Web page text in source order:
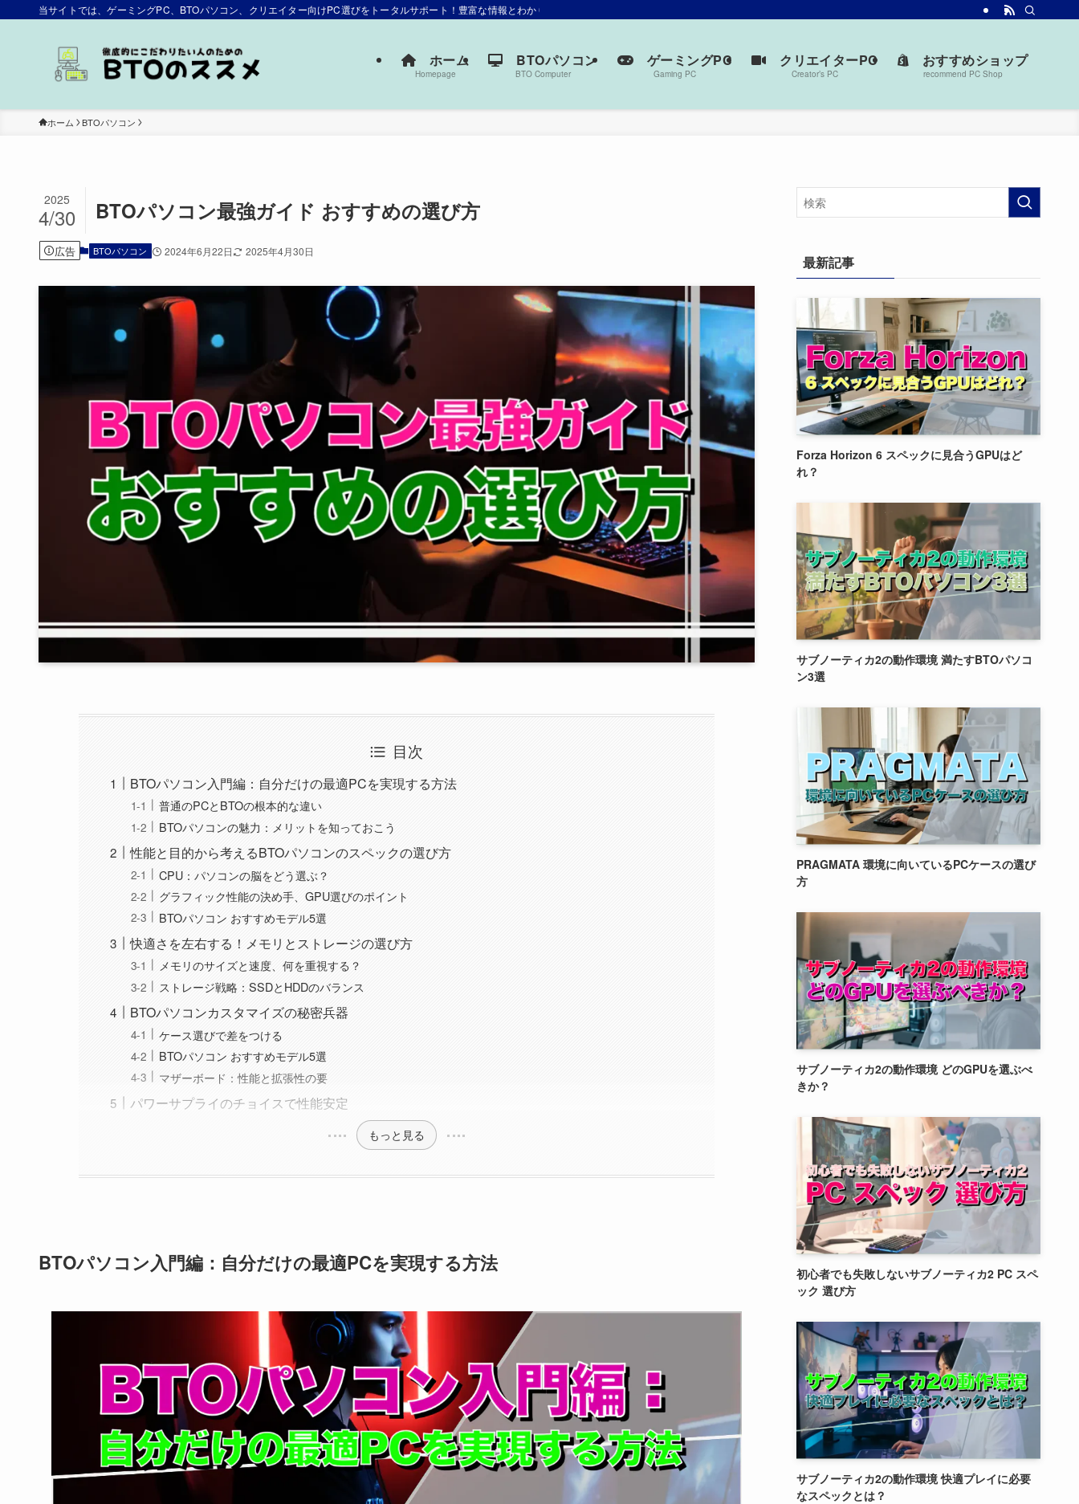
当サイトでは、ゲーミングPC、BTOパソコン、クリエイター向けPC選びをトータルサポート！豊富な情報とわかりやすい解説で、あなたにぴったりの一台を見つけよう。
ホーム
Homepage
BTOパソコン
BTO Computer
ゲーミングPC
Gaming PC
クリエイターPC
Creator’s PC
おすすめショップ
recommend PC Shop
ホーム BTOパソコン
BTOパソコン最強ガイド おすすめの選び方
2025
4/30
広告 BTOパソコン 2024年6月22日 2025年4月30日
目次
BTOパソコン入門編：自分だけの最適PCを実現する方法
普通のPCとBTOの根本的な違い
BTOパソコンの魅力：メリットを知っておこう
性能と目的から考えるBTOパソコンのスペックの選び方
CPU：パソコンの脳をどう選ぶ？
グラフィック性能の決め手、GPU選びのポイント
BTOパソコン おすすめモデル5選
快適さを左右する！メモリとストレージの選び方
メモリのサイズと速度、何を重視する？
ストレージ戦略：SSDとHDDのバランス
BTOパソコンカスタマイズの秘密兵器
ケース選びで差をつける
BTOパソコン おすすめモデル5選
マザーボード：性能と拡張性の要
パワーサプライのチョイスで性能安定
もっと見る
BTOパソコン入門編：自分だけの最適PCを実現する方法
最新記事
Forza Horizon 6 スペックに見合うGPUはど
れ？
サブノーティカ2の動作環境 満たすBTOパソコ
ン3選
PRAGMATA 環境に向いているPCケースの選び
方
サブノーティカ2の動作環境 どのGPUを選ぶべ
きか？
初心者でも失敗しないサブノーティカ2 PC スペ
ック 選び方
サブノーティカ2の動作環境 快適プレイに必要
なスペックとは？